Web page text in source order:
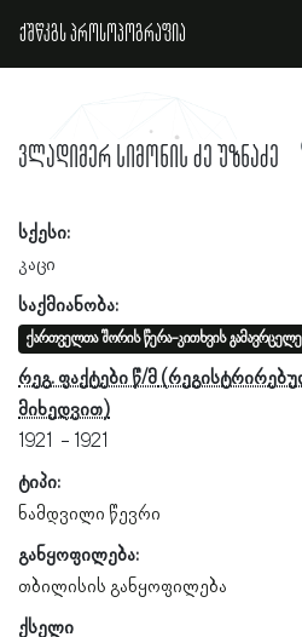
ქშწკგს პროსოპოგრაფია
ვლადიმერ სიმონის ძე უზნაძე
სქესი:
კაცი
საქმიანობა:
ქართველთა შორის წერა-კითხვის
რეგ. ფაქტები წ/მ
1921
1921
ტიპი:
ნამდვილი წევრი
განყოფილება:
თბილისის განყოფილება
ქსელი